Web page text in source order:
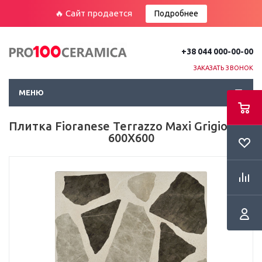
🔥 Сайт продается Подробнее
+38 044 000-00-00
ЗАКАЗАТЬ ЗВОНОК
МЕНЮ
Плитка Fioranese Terrazzo Maxi Grigio Пол
600Х600